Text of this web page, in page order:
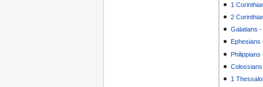
1
2
Galatians
Ephesians
Philippians
Colossians
1